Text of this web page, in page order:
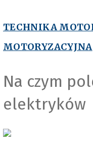
TECHNIKA
MOTORYZACYJNA
Na czym
elektryków